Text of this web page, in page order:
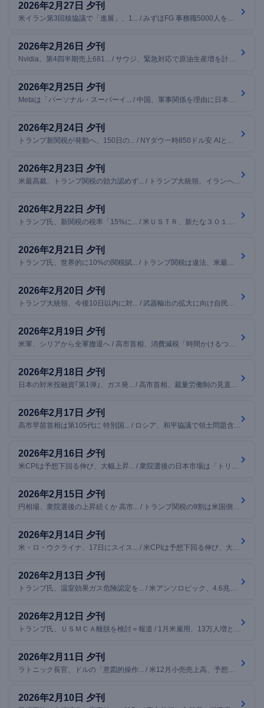
2026年2月27日 夕刊
米イラン第3回核協議で「進展」、1... / みずほFG 事務職5000人を削減へ / トランプ関税、企業が還付金権利を｢... / ほか7本
2026年2月26日 夕刊
Nvidia、第4四半期売上681... / サウジ、緊急対応で原油生産増を計画... / 日経平均先物、夜間取引で上昇 86... / ほか7本
2026年2月25日 夕刊
Metaは「パーソナル・スーパーイ... / 中国、軍事関係を理由に日本企業への... / 「5類型」撤廃、自民提言案が判明 ... / ほか7本
2026年2月24日 夕刊
トランプ新関税が発動へ、150日の... / NYダウ一時850ドル安 AIと関... / Anthropic、中国AI企業に... / ほか7本
2026年2月23日 夕刊
米最高裁、トランプ関税の効力認めず... / トランプ大統領、イランへの標的攻撃... / Nvidia、再びコンシューマーP... / ほか7本
2026年2月22日 夕刊
トランプ氏、新関税の税率「15%に... / 米ＵＳＴＲ、新たな３０１条調査開始... / 外国人の入国事前審査、対象拡大へ ... / ほか7本
2026年2月21日 夕刊
トランプ氏、世界的に10%の関税賦... / トランプ関税は違法、米最高裁が判断... / 高市首相が示す「多年度・別枠」予算... / ほか7本
2026年2月20日 夕刊
トランプ大統領、今後10日以内に対... / 武器輸出の拡大に向け自民が素案 共... / 韓国のユン前大統領、戒厳令と反乱罪... / ほか7本
2026年2月19日 夕刊
米軍、シリアから全軍撤退へ / 高市首相、消費減税「時間かけるつも... / 1月のFOMC議事要旨、意見対立広... / ほか7本
2026年2月18日 夕刊
日本の対米投融資｢第1弾｣、ガス発... / 高市首相、裁量労働制の見直し表明へ... / インドのAdani Group、A... / ほか7本
2026年2月17日 夕刊
高市早苗首相は第105代に 特別国... / ロシア、和平協議で領土問題含む主要... / 高市首相と会談、植田日銀総裁「一般... / ほか7本
2026年2月16日 夕刊
米CPIは予想下回る伸び、大幅上昇... / 衆院選後の日本市場は「トリプル高」... / インド、世界のAI計算基地へ 米テ... / ほか7本
2026年2月15日 夕刊
円相場、衆院選後の上昇続くか 高市... / トランプ関税の9割は米国側が負担 ... / 高市首相の台湾答弁「主権侵害」 中... / ほか7本
2026年2月14日 夕刊
米・ロ・ウクライナ、17日にスイス... / 米CPIは予想下回る伸び、大幅上昇... / 高市首相、16日に植田日銀総裁と会... / ほか7本
2026年2月13日 夕刊
トランプ氏、温室効果ガス危険認定を... / 米アンソロピック、4.6兆円を調達... / ＰａｙＰａｙ、米ナスダックに新規上... / ほか7本
2026年2月12日 夕刊
トランプ氏、ＵＳＭＣＡ離脱を検討＝報道 / 1月米雇用、13万人増と1年超ぶり... / 円高進み一時152円台 米景気減速... / ほか7本
2026年2月11日 夕刊
ラトニック長官、ドルの「意図的操作... / 米12月小売売上高、予想外の伸び悩... / 円、対ドルで154円台前半に上昇 ... / ほか6本
2026年2月10日 夕刊